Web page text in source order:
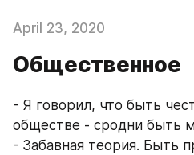
April 23, 2020
Общественное
- Я говорил, что быть
обществе - сродни быть
- Забавная теория. Быть